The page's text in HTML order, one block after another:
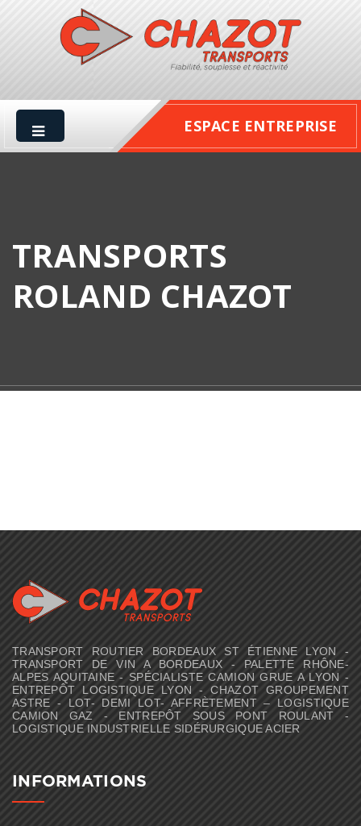
ESPACE ENTREPRISE
TRANSPORTS
ROLAND CHAZOT
TRANSPORT ROUTIER BORDEAUX ST ÉTIENNE LYON -
TRANSPORT DE VIN A BORDEAUX - PALETTE RHÔNE-
ALPES AQUITAINE - SPÉCIALISTE CAMION GRUE A LYON -
ENTREPÔT LOGISTIQUE LYON - CHAZOT GROUPEMENT
ASTRE - LOT- DEMI LOT- AFFRÈTEMENT – LOGISTIQUE
CAMION GAZ - ENTREPÔT SOUS PONT ROULANT -
LOGISTIQUE INDUSTRIELLE SIDÉRURGIQUE ACIER
INFORMATIONS